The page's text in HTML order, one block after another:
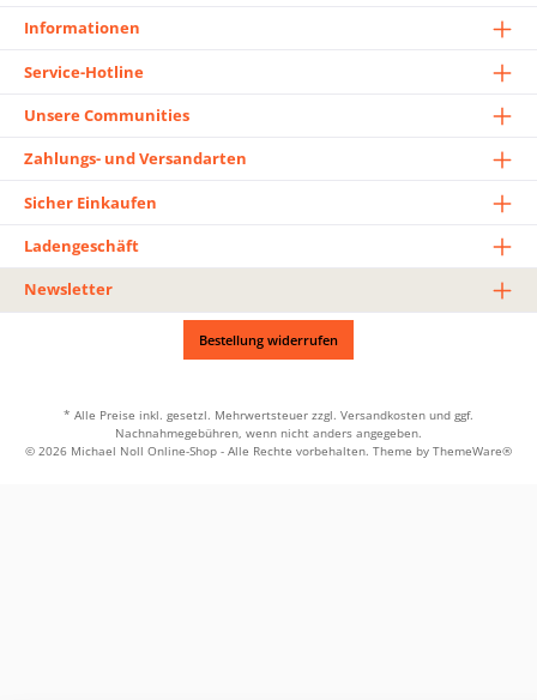
Informationen
Service-Hotline
Unsere Communities
Zahlungs- und Versandarten
Sicher Einkaufen
Ladengeschäft
Newsletter
Bestellung widerrufen
* Alle Preise inkl. gesetzl. Mehrwertsteuer zzgl. Versandkosten und ggf.
Nachnahmegebühren, wenn nicht anders angegeben.
© 2026 Michael Noll Online-Shop - Alle Rechte vorbehalten. Theme by ThemeWare®